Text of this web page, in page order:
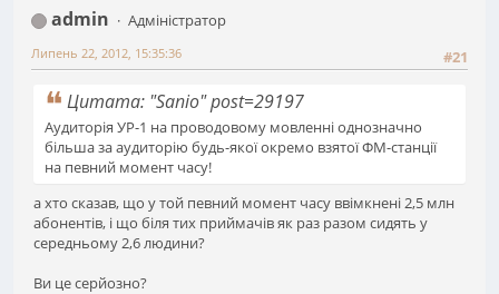
admin
Адміністратор
#21
Липень 22, 2012, 15:35:36
Цитата: "Sanio" post=29197
Аудиторія УР-1 на проводовому мовленні однозначно
більша за аудиторію будь-якої окремо взятої ФМ-станції
на певний момент часу!
а хто сказав, що у той певний момент часу ввімкнені 2,5 млн
абонентів, і що біля тих приймачів як раз разом сидять у
середньому 2,6 людини?
Ви це серйозно?